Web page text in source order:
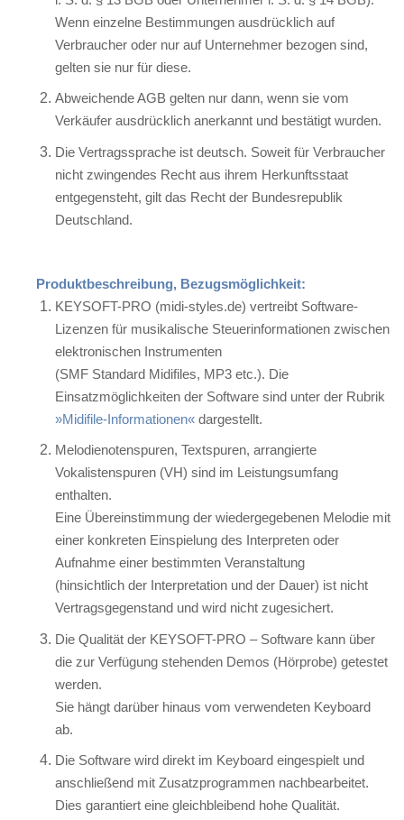
Wenn einzelne Bestimmungen ausdrücklich auf
Verbraucher oder nur auf Unternehmer bezogen sind,
gelten sie nur für diese.
Abweichende AGB gelten nur dann, wenn sie vom
Verkäufer ausdrücklich anerkannt und bestätigt wurden.
Die Vertragssprache ist deutsch. Soweit für Verbraucher
nicht zwingendes Recht aus ihrem Herkunftsstaat
entgegensteht, gilt das Recht der Bundesrepublik
Deutschland.
Produktbeschreibung, Bezugsmöglichkeit:
KEYSOFT-PRO (midi-styles.de) vertreibt Software-
Lizenzen für musikalische Steuerinformationen zwischen
elektronischen Instrumenten
(SMF Standard Midifiles, MP3 etc.). Die
Einsatzmöglichkeiten der Software sind unter der Rubrik
»Midifile-Informationen«dargestellt.
Melodienotenspuren, Textspuren, arrangierte
Vokalistenspuren (VH) sind im Leistungsumfang
enthalten.
Eine Übereinstimmung der wiedergegebenen Melodie mit
einer konkreten Einspielung des Interpreten oder
Aufnahme einer bestimmten Veranstaltung
(hinsichtlich der Interpretation und der Dauer) ist nicht
Vertragsgegenstand und wird nicht zugesichert.
Die Qualität der KEYSOFT-PRO – Software kann über
die zur Verfügung stehenden Demos (Hörprobe) getestet
werden.
Sie hängt darüber hinaus vom verwendeten Keyboard
ab.
Die Software wird direkt im Keyboard eingespielt und
anschließend mit Zusatzprogrammen nachbearbeitet.
Dies garantiert eine gleichbleibend hohe Qualität.